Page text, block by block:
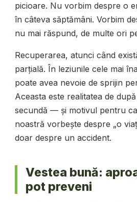
picioare. Nu vorbim despre o
în câteva săptămâni. Vorbim
nu mai răspund, de multe ori
Recuperarea, atunci când
parțială. În leziunile cele mai
poate avea nevoie de sprijin
Aceasta este realitatea de
secundă — și motivul pentru
noastră vorbește despre „o
doar despre un accident.
Vestea bună:
pot preveni